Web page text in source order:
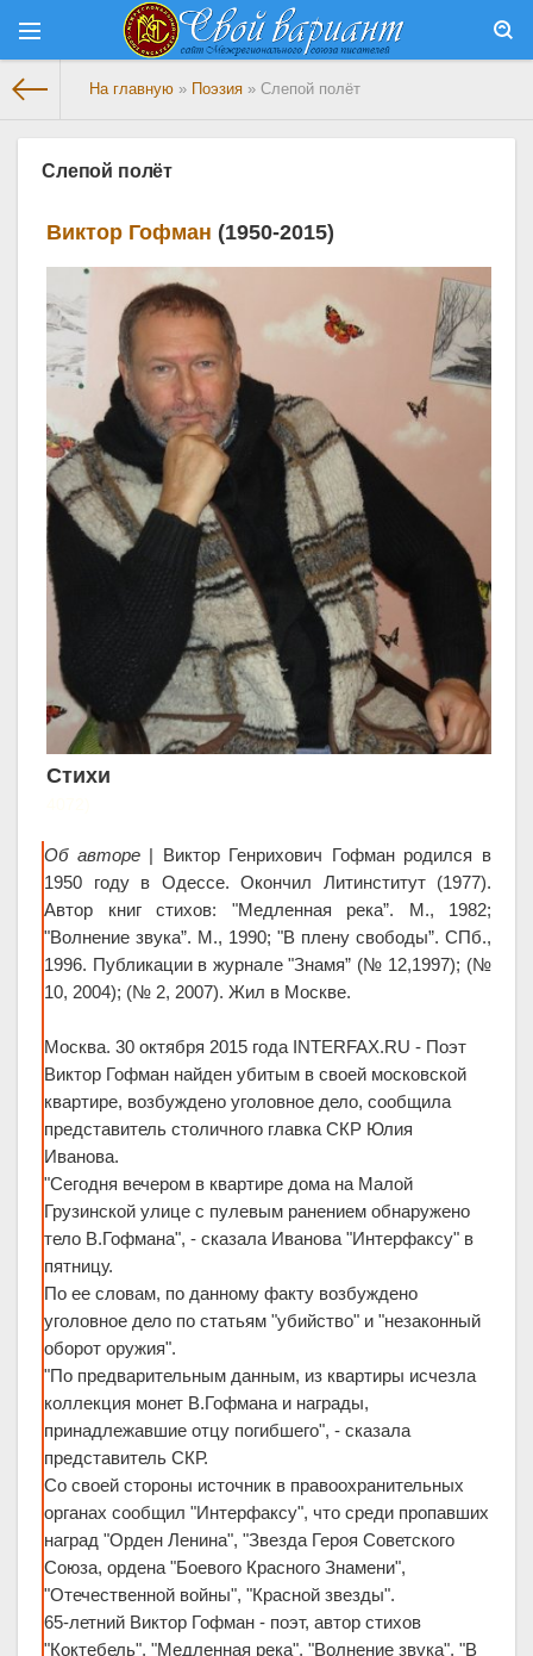
На главную » Поэзия » Слепой полёт
Слепой полёт
Виктор Гофман (1950-2015)
Стихи
Об авторе| Виктор Генрихович Гофман родился в
1950 году в Одессе. Окончил Литинститут (1977).
Автор книг стихов: "Медленная река”. М., 1982;
"Волнение звука”. М., 1990; "В плену свободы”. СПб.,
1996. Публикации в журнале "Знамя” (№ 12,1997); (№
10, 2004); (№ 2, 2007). Жил в Москве.
Москва. 30 октября 2015 года INTERFAX.RU - Поэт
Виктор Гофман найден убитым в своей московской
квартире, возбуждено уголовное дело, сообщила
представитель столичного главка СКР Юлия
Иванова.
"Сегодня вечером в квартире дома на Малой
Грузинской улице с пулевым ранением обнаружено
тело В.Гофмана", - сказала Иванова "Интерфаксу" в
пятницу.
По ее словам, по данному факту возбуждено
уголовное дело по статьям "убийство" и "незаконный
оборот оружия".
"По предварительным данным, из квартиры исчезла
коллекция монет В.Гофмана и награды,
принадлежавшие отцу погибшего", - сказала
представитель СКР.
Со своей стороны источник в правоохранительных
органах сообщил "Интерфаксу", что среди пропавших
наград "Орден Ленина", "Звезда Героя Советского
Союза, ордена "Боевого Красного Знамени",
"Отечественной войны", "Красной звезды".
65-летний Виктор Гофман - поэт, автор стихов
"Коктебель", "Медленная река", "Волнение звука", "В